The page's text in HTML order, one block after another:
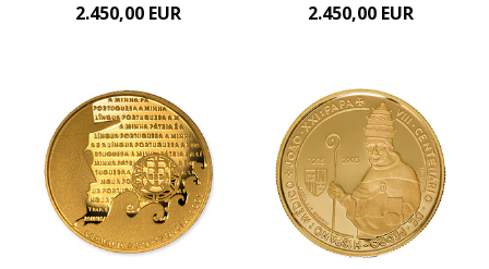
2.450,00 EUR
2.450,00 EUR